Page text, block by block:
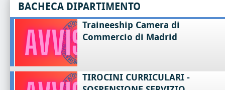
BACHECA DIPARTIMENTO
Traineeship Camera di
Commercio di Madrid
TIROCINI CURRICULARI -